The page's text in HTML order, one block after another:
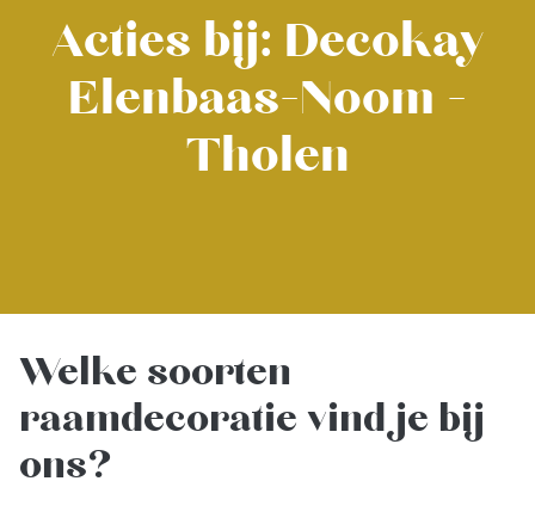
Acties bij: Decokay
Elenbaas-Noom -
Tholen
Welke soorten
raamdecoratie vind je bij
ons?